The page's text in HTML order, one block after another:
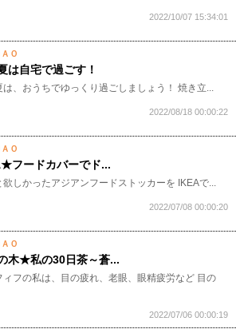
2022/10/07 15:34:01
Ｏ
は自宅で過ごす！
は、おうちでゆっくり過ごしましょう！ 焼き立...
2022/08/18 00:00:22
Ｏ
フードカバーでド...
欲しかったアジアンフードストッカーを IKEAで...
2022/07/08 00:00:20
Ｏ
木★私の30日茶～蒼...
ィフの私は、目の疲れ、老眼、眼精疲労など 目の
2022/07/06 00:00:19